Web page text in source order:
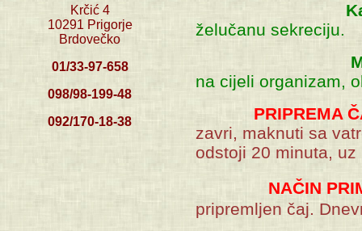
Krčić 4
10291 Prigorje
Brdovečko
01/33-97-658
098/98-199-48
092/170-18-38
želučanu sekreciju.
na cijeli organizam,
PRIPREMA
zavri, maknuti sa
odstoji 20 minuta,
NAČIN
pripremljen čaj.